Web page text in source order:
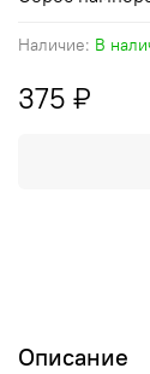
Наличие: В
375 ₽
Описание